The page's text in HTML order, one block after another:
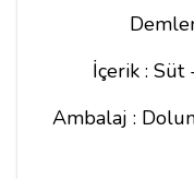
İçerik : Süt
Ambalaj :